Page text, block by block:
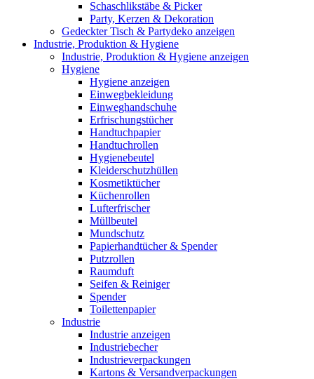
Schaschlikstäbe & Picker
Party, Kerzen & Dekoration
Gedeckter Tisch & Partydeko anzeigen
Industrie, Produktion & Hygiene
Industrie, Produktion & Hygiene anzeigen
Hygiene
Hygiene anzeigen
Einwegbekleidung
Einweghandschuhe
Erfrischungstücher
Handtuchpapier
Handtuchrollen
Hygienebeutel
Kleiderschutzhüllen
Kosmetiktücher
Küchenrollen
Lufterfrischer
Müllbeutel
Mundschutz
Papierhandtücher & Spender
Putzrollen
Raumduft
Seifen & Reiniger
Spender
Toilettenpapier
Industrie
Industrie anzeigen
Industriebecher
Industrieverpackungen
Kartons & Versandverpackungen